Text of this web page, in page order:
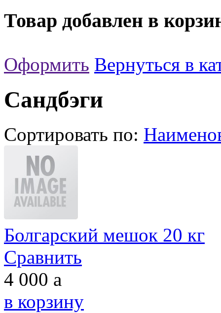
Товар добавлен в
Оформить Вернуться в
Сандбэги
Сортировать по:
Болгарский мешок 20 кг
Сравнить
4 000 a
в корзину